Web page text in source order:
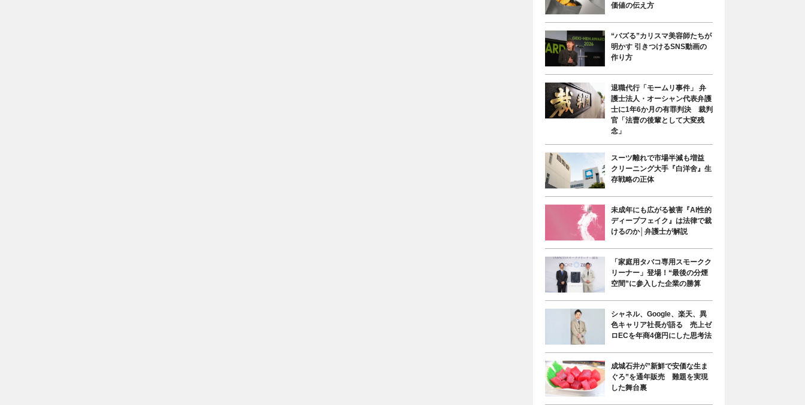
価値の伝え方
“バズる”カリスマ美容師たちが
明かす 引きつけるSNS動画の
作り方
退職代行「モームリ事件」 弁
護士法人・オーシャン代表弁護
士に1年6か月の有罪判決 裁判
官「法曹の後輩として大変残
念」
スーツ離れで市場半減も増益
クリーニング大手『白洋舍』生
存戦略の正体
未成年にも広がる被害『AI性的
ディープフェイク』は法律で裁
けるのか│弁護士が解説
「家庭用タバコ専用スモークク
リーナー」登場！“最後の分煙
空間”に参入した企業の勝算
シャネル、Google、楽天、異
色キャリア社長が語る 売上ゼ
ロECを年商4億円にした思考法
成城石井が”新鮮で安価な生ま
ぐろ”を通年販売 難題を実現
した舞台裏